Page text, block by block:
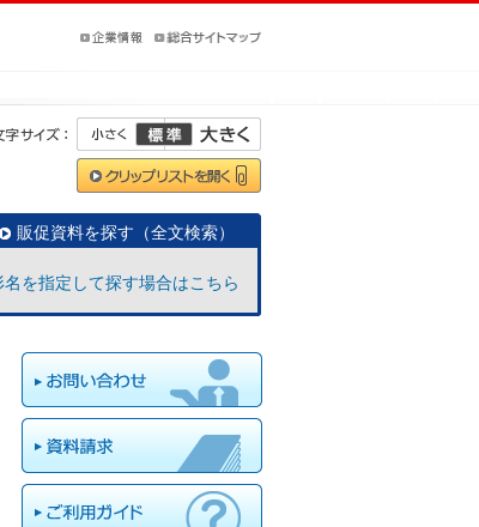
販促資料を探す（全文検索）
を指定して探す場合はこちら